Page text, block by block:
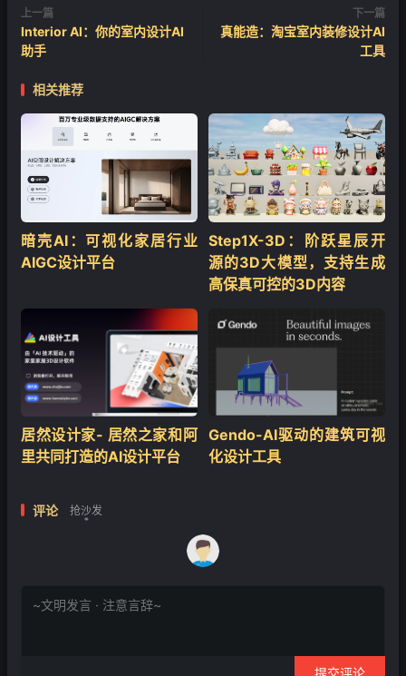
上一篇
Interior AI：你的室内设计AI
助手
下一篇
真能造：淘宝室内装修设计AI
工具
相关推荐
暗壳AI：可视化家居行业
AIGC设计平台
Step1X-3D：阶跃星辰开
源的3D大模型，支持生成
高保真可控的3D内容
居然设计家- 居然之家和阿
里共同打造的AI设计平台
Gendo-AI驱动的建筑可视
化设计工具
评论 抢沙发